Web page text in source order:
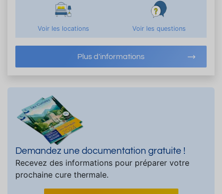
Voir les locations Voir les questions
Plus d'informations
Demandez une documentation gratuite !
Recevez des informations pour préparer votre
prochaine cure thermale.